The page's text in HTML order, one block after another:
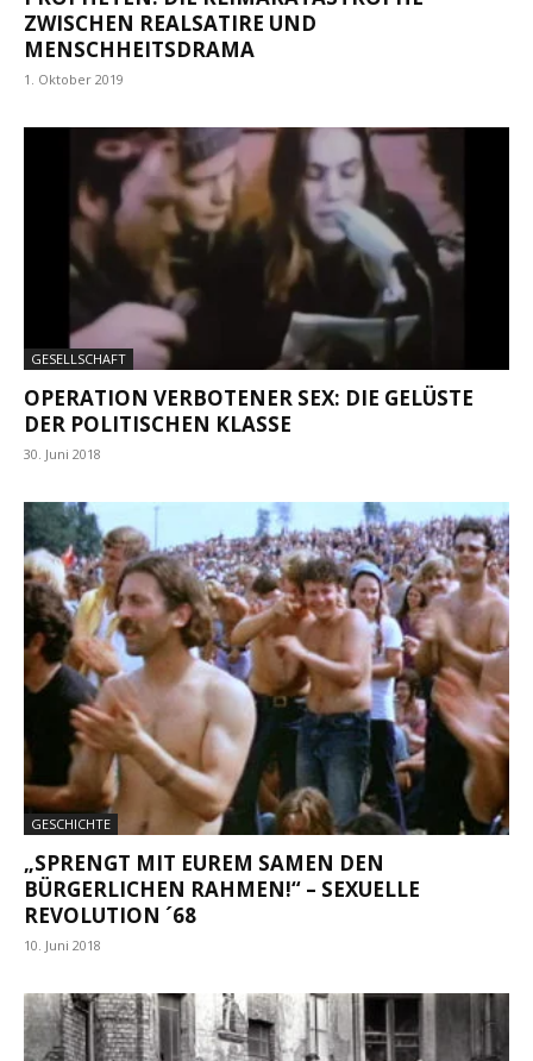
ZWISCHEN REALSATIRE UND
MENSCHHEITSDRAMA
1. Oktober 2019
GESELLSCHAFT
OPERATION VERBOTENER SEX: DIE GELÜSTE
DER POLITISCHEN KLASSE
30. Juni 2018
GESCHICHTE
„SPRENGT MIT EUREM SAMEN DEN
BÜRGERLICHEN RAHMEN!“ – SEXUELLE
REVOLUTION ´68
10. Juni 2018